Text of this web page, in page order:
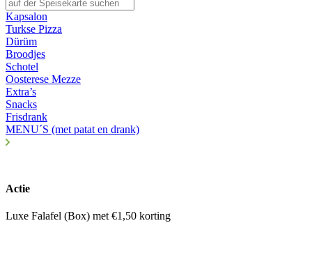
Kapsalon
Turkse Pizza
Dürüm
Broodjes
Schotel
Oosterese Mezze
Extra’s
Snacks
Frisdrank
MENU´S (met patat en drank)
Actie
Luxe Falafel (Box) met €1,50 korting